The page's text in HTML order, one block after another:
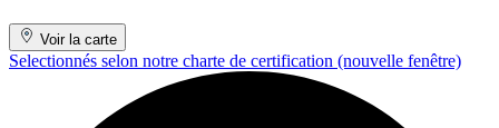
Voir la carte
Selectionnés selon notre charte de certification (nouvelle fenêtre)